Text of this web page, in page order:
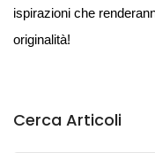
ispirazioni che
originalità!
Cerca Articoli